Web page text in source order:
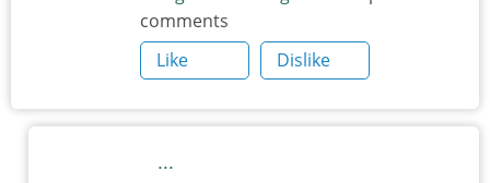
comments
Like
Dislike
...